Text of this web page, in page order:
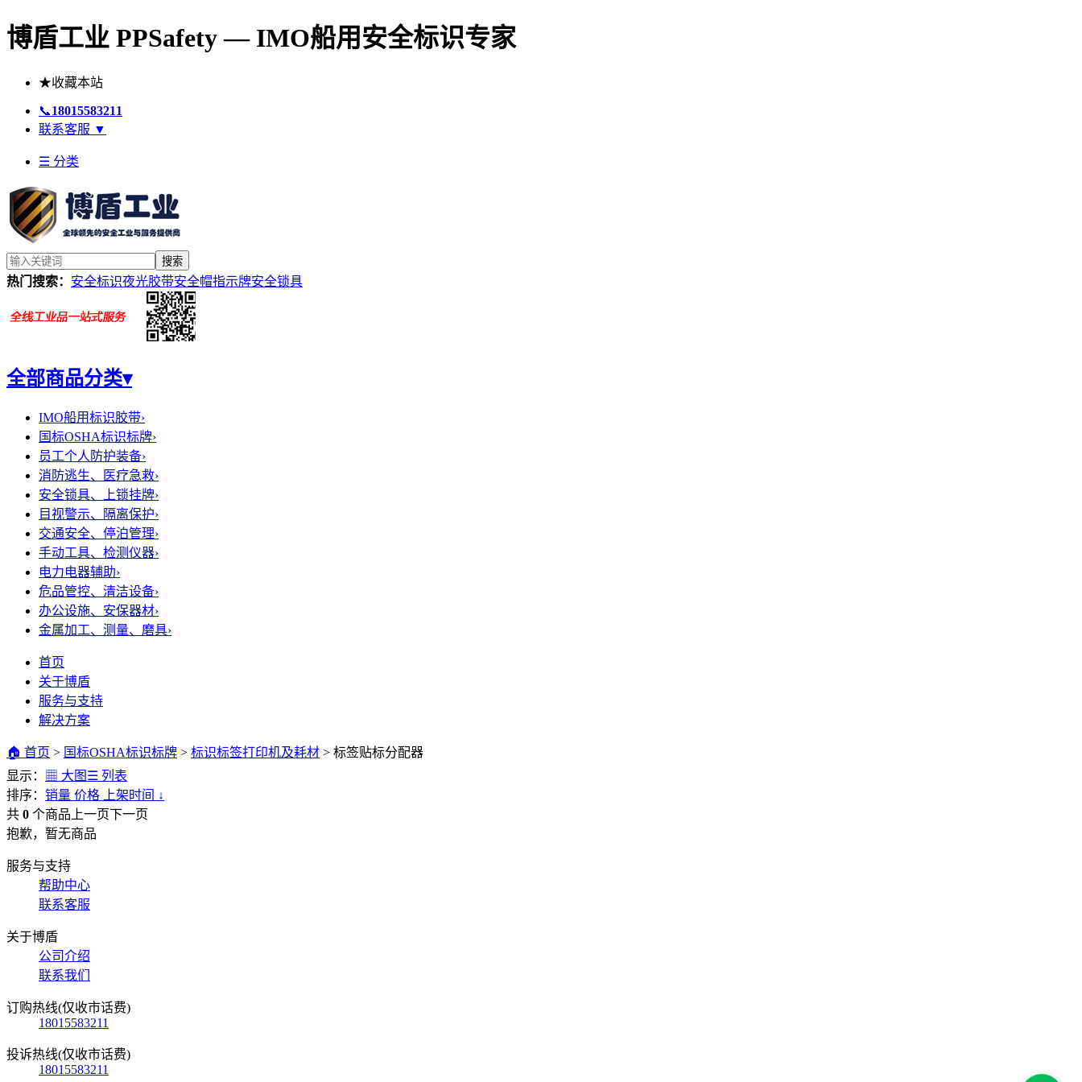
博盾工业 PPSafety — IMO船用安全标识专家
★收藏本站
📞18015583211
联系客服 ▼
☰ 分类
搜索
热门搜索： 安全标识夜光胶带安全帽指示牌安全锁具
全部商品分类▾
IMO船用标识胶带›
国标OSHA标识标牌›
员工个人防护装备›
消防逃生、医疗急救›
安全锁具、上锁挂牌›
目视警示、隔离保护›
交通安全、停泊管理›
手动工具、检测仪器›
电力电器辅助›
危品管控、清洁设备›
办公设施、安保器材›
金属加工、测量、磨具›
首页
关于博盾
服务与支持
解决方案
🏠 首页 > 国标OSHA标识标牌 > 标识标签打印机及耗材 > 标签贴标分配器
显示：
▦ 大图 ☰ 列表
排序： 销量 价格 上架时间 ↓
共 0 个商品 上一页下一页
抱歉，暂无商品
服务与支持
帮助中心
联系客服
关于博盾
公司介绍
联系我们
订购热线(仅收市话费)
18015583211
投诉热线(仅收市话费)
18015583211